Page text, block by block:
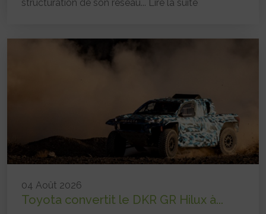
structuration de son réseau... Lire la suite
04 Août 2026
Toyota convertit le DKR GR Hilux à...